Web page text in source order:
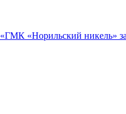
«Норильский никель» за